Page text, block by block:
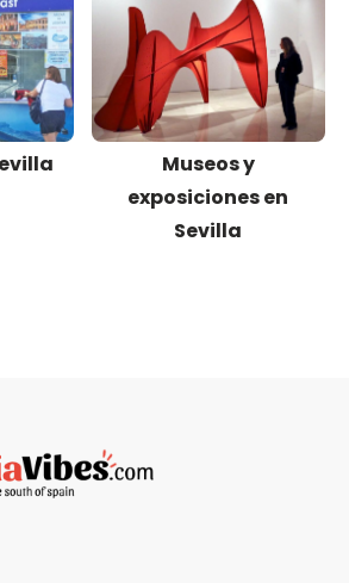
Museos y
exposiciones en
Sevilla